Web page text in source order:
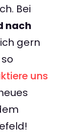
Bei
nach
gern
uns